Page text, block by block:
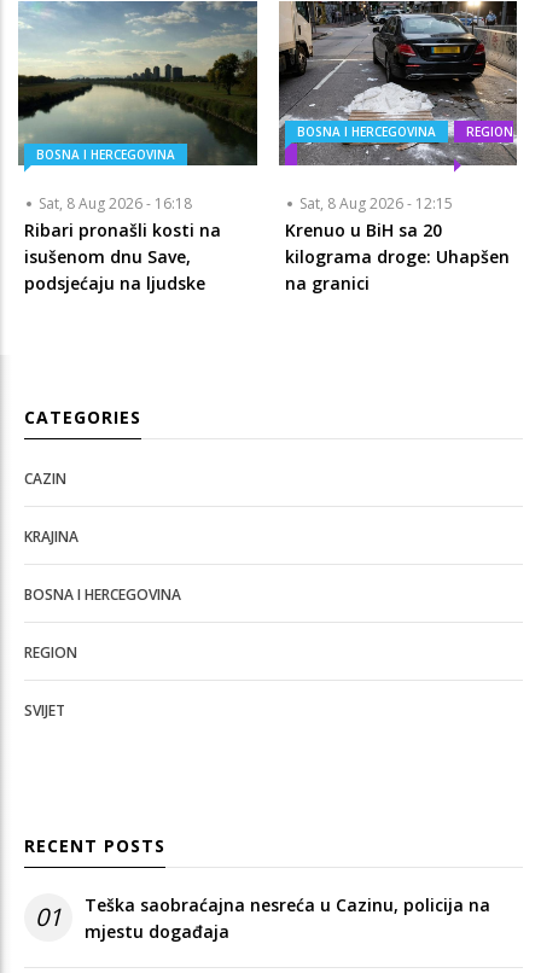
BOSNA I HERCEGOVINA
Sat, 8 Aug 2026 - 16:18
Ribari pronašli kosti na
isušenom dnu Save,
podsjećaju na ljudske
BOSNA I HERCEGOVINA REGION
Sat, 8 Aug 2026 - 12:15
Krenuo u BiH sa 20
kilograma droge: Uhapšen
na granici
CATEGORIES
CAZIN
KRAJINA
BOSNA I HERCEGOVINA
REGION
SVIJET
RECENT POSTS
01
Teška saobraćajna nesreća u Cazinu, policija na
mjestu događaja